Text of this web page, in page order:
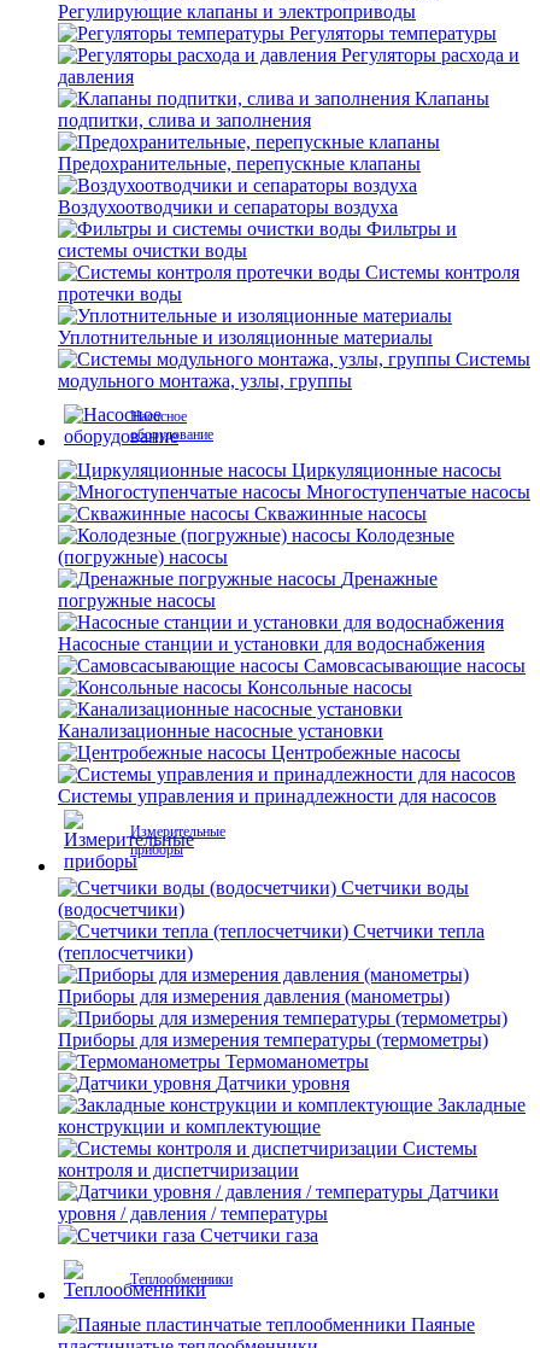
Регулирующие клапаны и электроприводы
Регуляторы температуры
Регуляторы расхода и
давления
Клапаны
подпитки, слива и заполнения
Предохранительные, перепускные клапаны
Воздухоотводчики и сепараторы воздуха
Фильтры и
системы очистки воды
Системы контроля
протечки воды
Уплотнительные и изоляционные материалы
Системы
модульного монтажа, узлы, группы
Насосное
оборудование
Циркуляционные насосы
Многоступенчатые насосы
Скважинные насосы
Колодезные
(погружные) насосы
Дренажные
погружные насосы
Насосные станции и установки для водоснабжения
Самовсасывающие насосы
Консольные насосы
Канализационные насосные установки
Центробежные насосы
Системы управления и принадлежности для насосов
Измерительные
приборы
Счетчики воды
(водосчетчики)
Счетчики тепла
(теплосчетчики)
Приборы для измерения давления (манометры)
Приборы для измерения температуры (термометры)
Термоманометры
Датчики уровня
Закладные
конструкции и комплектующие
Системы
контроля и диспетчиризации
Датчики
уровня / давления / температуры
Счетчики газа
Теплообменники
Паяные